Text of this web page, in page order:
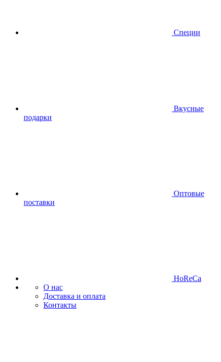
Специи
Вкусные
подарки
Оптовые
поставки
HoReCa
О нас
Доставка и оплата
Контакты